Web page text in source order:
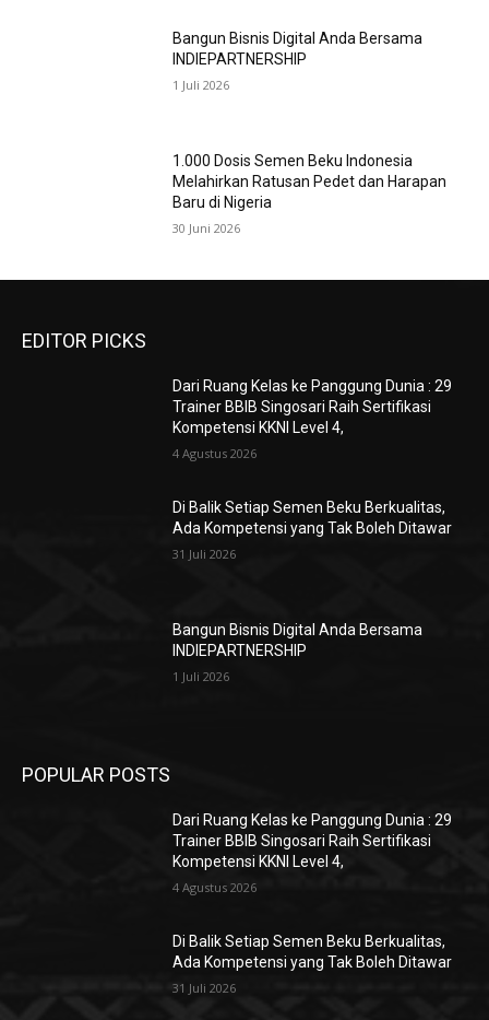
Bangun Bisnis Digital Anda Bersama
INDIEPARTNERSHIP
1 Juli 2026
1.000 Dosis Semen Beku Indonesia
Melahirkan Ratusan Pedet dan Harapan
Baru di Nigeria
30 Juni 2026
EDITOR PICKS
Dari Ruang Kelas ke Panggung Dunia : 29
Trainer BBIB Singosari Raih Sertifikasi
Kompetensi KKNI Level 4,
4 Agustus 2026
Di Balik Setiap Semen Beku Berkualitas,
Ada Kompetensi yang Tak Boleh Ditawar
31 Juli 2026
Bangun Bisnis Digital Anda Bersama
INDIEPARTNERSHIP
1 Juli 2026
POPULAR POSTS
Dari Ruang Kelas ke Panggung Dunia : 29
Trainer BBIB Singosari Raih Sertifikasi
Kompetensi KKNI Level 4,
4 Agustus 2026
Di Balik Setiap Semen Beku Berkualitas,
Ada Kompetensi yang Tak Boleh Ditawar
31 Juli 2026